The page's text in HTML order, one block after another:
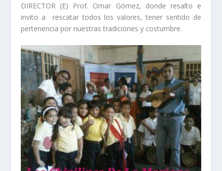
DIRECTOR (E) Prof. Omar Gómez, donde resalto e
invito a rescatar todos los valores, tener sentido de
pertenencia por nuestras tradiciones y costumbre.